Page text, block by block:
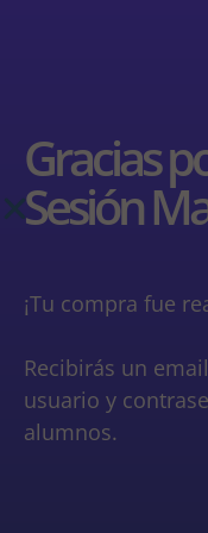
Gracias
Sesión
¡Tu compra fue
Recibirás un
usuario y
alumnos.